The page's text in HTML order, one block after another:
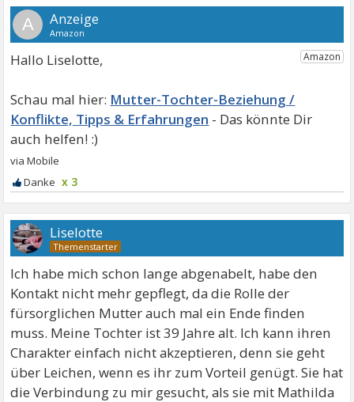
A
Hallo Liselotte,
Mutter-Tochter-Beziehung /
Konflikte, Tipps & Erfahrungen
x 3
Liselotte
Ich habe mich schon lange abgenabelt, habe den
Kontakt nicht mehr gepflegt, da die Rolle der
fürsorglichen Mutter auch mal ein Ende finden
muss. Meine Tochter ist 39 Jahre alt. Ich kann ihren
Charakter einfach nicht akzeptieren, denn sie geht
über Leichen, wenn es ihr zum Vorteil genügt. Sie hat
die Verbindung zu mir gesucht, als sie mit Mathilda